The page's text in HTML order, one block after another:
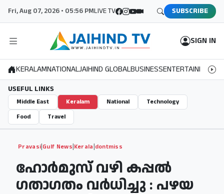
Fri, Aug 07, 2026 • 05:56 PMLIVE TV SUBSCRIBE
SIGN IN
KERALAMNATIONALJAIHIND GLOBALBUSINESSENTERTAINMENT
USEFUL LINKS
Middle East Keralam National
Technology
Food
Travel
Pravasi|Gulf News|Kerala|dontmiss
ഹോര്‍മുസ് വഴി കപ്പല്‍
ഗതാഗതം വര്‍ധിച്ചു​ : പഴയ